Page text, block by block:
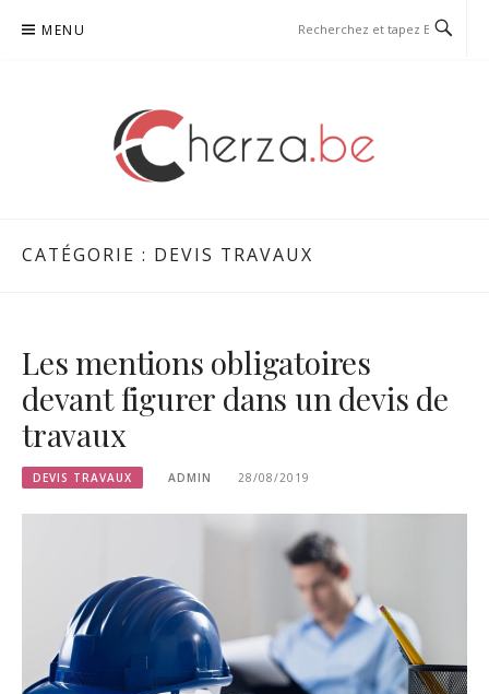
MENU
CHERZA
CATÉGORIE : DEVIS TRAVAUX
Les mentions obligatoires
devant figurer dans un devis de
travaux
DEVIS TRAVAUX ADMIN 28/08/2019